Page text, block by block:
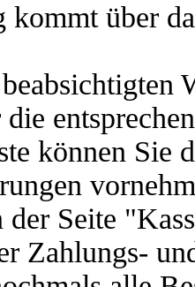
kommt über
können Sie
Seite
Zahlungs-